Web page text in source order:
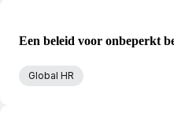
Een beleid voor onbeperkt
Global HR